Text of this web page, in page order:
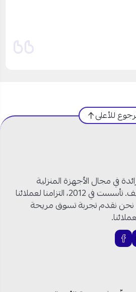
للأعلى
في مجال الأجهزة المنزلية
والكهربائية وأنظمة التكييف. تأسست في 2012، التزامنا لعملائنا
نحن نقدم تجربة تسوق مريحة